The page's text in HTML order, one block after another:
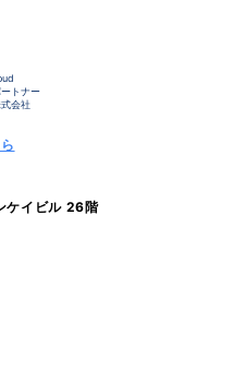
トナー
会社
ケイビル 26階